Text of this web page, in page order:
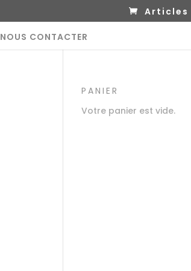
Articles
NOUS CONTACTER
PANIER
Votre panier est vide.